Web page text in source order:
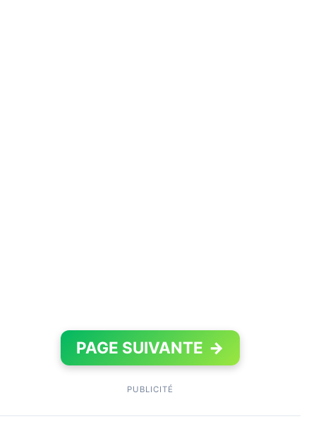
PAGE SUIVANTE →
PUBLICITÉ